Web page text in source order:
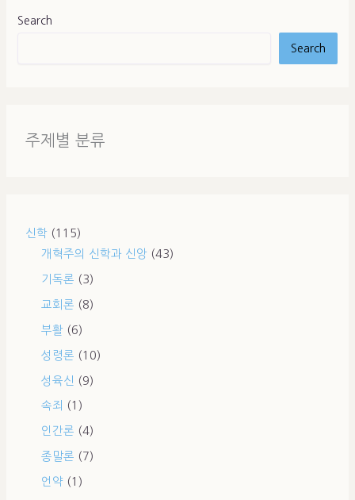
Search
Search
주제별 분류
신학 (115)
개혁주의 신학과 신앙 (43)
기독론 (3)
교회론 (8)
부활 (6)
성령론 (10)
성육신 (9)
속죄 (1)
인간론 (4)
종말론 (7)
언약 (1)